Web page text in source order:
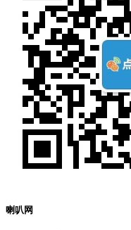
喇叭网